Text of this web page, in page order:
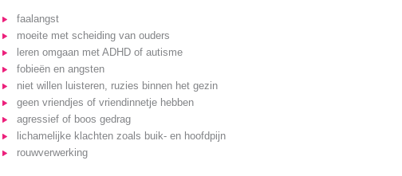
faalangst
moeite met scheiding van ouders
leren omgaan met ADHD of autisme
fobieën en angsten
niet willen luisteren, ruzies binnen het gezin
geen vriendjes of vriendinnetje hebben
agressief of boos gedrag
lichamelijke klachten zoals buik- en hoofdpijn
rouwverwerking